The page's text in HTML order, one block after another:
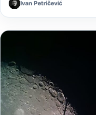
Ivan Petričević